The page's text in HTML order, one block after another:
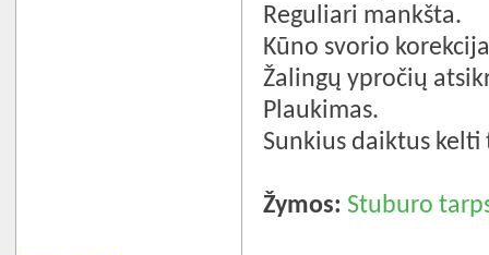
Reguliari mankšta.
Kūno svorio
Žalingų ypročių
Plaukimas.
Sunkius daiktus
Žymos: Stuburo